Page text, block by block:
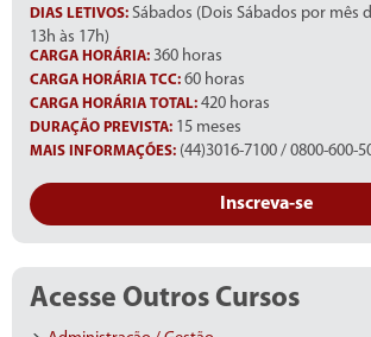
DIAS LETIVOS: Sábados (Dois Sábados por mês
13h às 17h)
CARGA HORÁRIA: 360 horas
CARGA HORÁRIA TCC: 60 horas
CARGA HORÁRIA TOTAL: 420 horas
DURAÇÃO PREVISTA: 15 meses
MAIS INFORMAÇÕES: (44)3016-7100 / 0800-600-
Inscreva-se
Acesse Outros Cursos